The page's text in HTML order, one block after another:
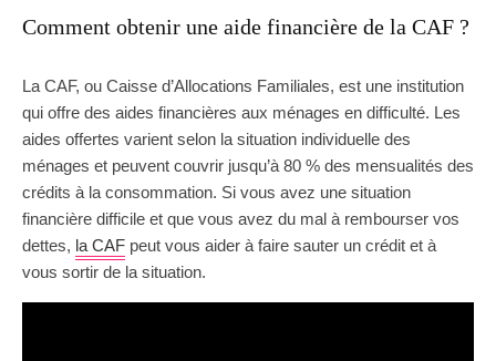
Comment obtenir une aide financière de la CAF ?
La CAF, ou Caisse d’Allocations Familiales, est une institution
qui offre des aides financières aux ménages en difficulté. Les
aides offertes varient selon la situation individuelle des
ménages et peuvent couvrir jusqu’à 80 % des mensualités des
crédits à la consommation. Si vous avez une situation
financière difficile et que vous avez du mal à rembourser vos
dettes, la CAF peut vous aider à faire sauter un crédit et à
vous sortir de la situation.